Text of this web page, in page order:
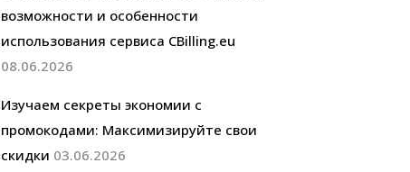
возможности и особенности
использования сервиса CBilling.eu
08.06.2026
Изучаем секреты экономии с
промокодами: Максимизируйте свои
скидки 03.06.2026